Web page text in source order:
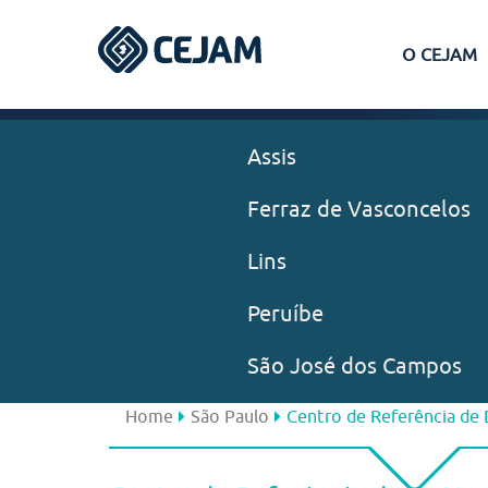
O CEJAM
Assis
Ferraz de Vasconcelos
Lins
Peruíbe
São José dos Campos
Home São Paulo Centro de Referência de